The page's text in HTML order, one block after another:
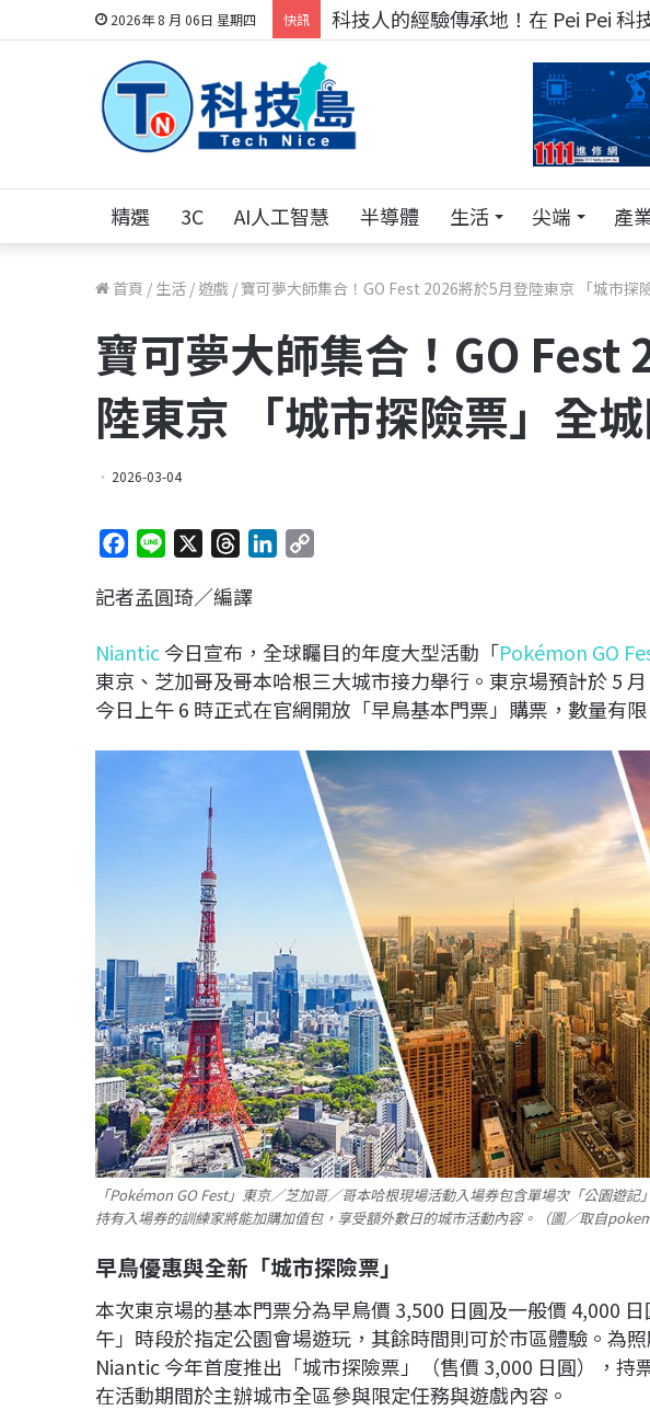
2026年 8 月 06日 星期四 快訊 科技人的經驗傳承地！在 Pei Pei
精選 3C AI人工智慧 半導體 生活 尖端 產
首頁 / 生活 / 遊戲 /寶可夢大師集合！GO Fest 2026將於5月登陸東京 「城市探
寶可夢大師集合！GO Fest
陸東京 「城市探險票」全
2026-03-04
c
b
o
o
n
r
a
d
s
e
d
I
L
i
n
記者孟圓琦／編譯
Niantic今日宣布，全球矚目的年度大型活動「Pokémon GO
東京、芝加哥及哥本哈根三大城市接力舉行。東京場預計於 5
今日上午 6 時正式在官網開放「早鳥基本門票」購票，數量有限
「Pokémon GO Fest」東京／芝加哥／哥本哈根現場活動入場券包含單場次「公園遊
持有入場券的訓練家將能加購加值包，享受額外數日的城市活動內容。（圖／取自
早鳥優惠與全新「城市探險票」
本次東京場的基本門票分為早鳥價 3,500 日圓及一般價 4,000
午」時段於指定公園會場遊玩，其餘時間則可於市區體驗。為
Niantic 今年首度推出「城市探險票」（售價 3,000 日圓），持
在活動期間於主辦城市全區參與限定任務與遊戲內容。